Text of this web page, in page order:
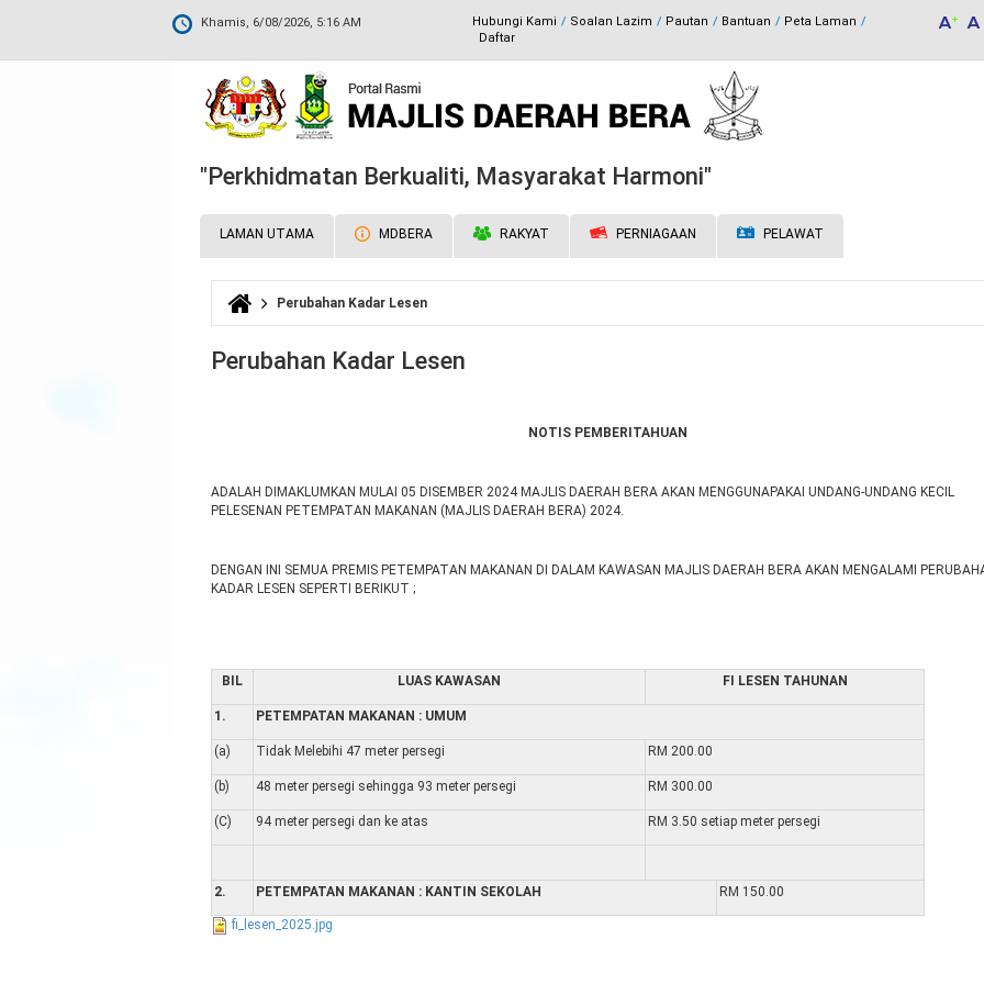
Khamis, 6/08/2026, 5:16 AM Hubungi Kami Soalan Lazim Pautan Bantuan
Peta Laman
Daftar
"Perkhidmatan Berkualiti, Masyarakat Harmoni"
LAMAN UTAMA MDBERA RAKYAT PERNIAGAAN PELAWAT
Anda di siniPerubahan Kadar Lesen
Perubahan Kadar Lesen
NOTIS PEMBERITAHUAN
ADALAH DIMAKLUMKAN MULAI 05 DISEMBER 2024 MAJLIS DAERAH BERA AKAN MENGGUNAPAKAI UNDANG-UNDANG KECIL
PELESENAN PETEMPATAN MAKANAN (MAJLIS DAERAH BERA) 2024.
DENGAN INI SEMUA PREMIS PETEMPATAN MAKANAN DI DALAM KAWASAN MAJLIS DAERAH BERA AKAN MENGALAMI
KADAR LESEN SEPERTI BERIKUT ;
BIL LUAS KAWASAN FI LESEN TAHUNAN
1. PETEMPATAN MAKANAN : UMUM
(a) Tidak Melebihi 47 meter persegi RM 200.00
(b) 48 meter persegi sehingga 93 meter persegi RM 300.00
(C) 94 meter persegi dan ke atas RM 3.50 setiap meter persegi
2. PETEMPATAN MAKANAN : KANTIN SEKOLAH RM 150.00
fi_lesen_2025.jpg